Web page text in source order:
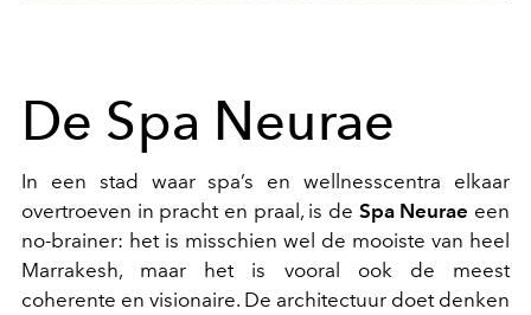
De Spa Neurae
In een stad waar spa’s en wellnesscentra elkaar
overtroeven in pracht en praal, is de Spa Neurae een
no-brainer: het is misschien wel de mooiste van heel
Marrakesh, maar het is vooral ook de meest
coherente en visionaire. De architectuur doet denken